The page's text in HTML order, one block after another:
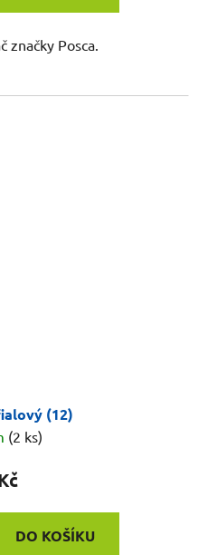
značky Posca.
(12)
(2 ks)
DO KOŠÍKU